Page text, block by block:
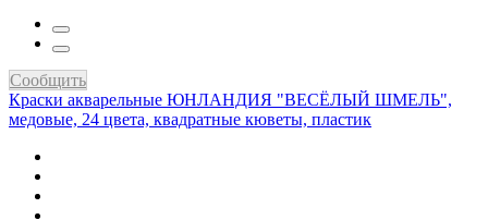
Сообщить
Краски акварельные ЮНЛАНДИЯ "ВЕСЁЛЫЙ ШМЕЛЬ",
медовые, 24 цвета, квадратные кюветы, пластик